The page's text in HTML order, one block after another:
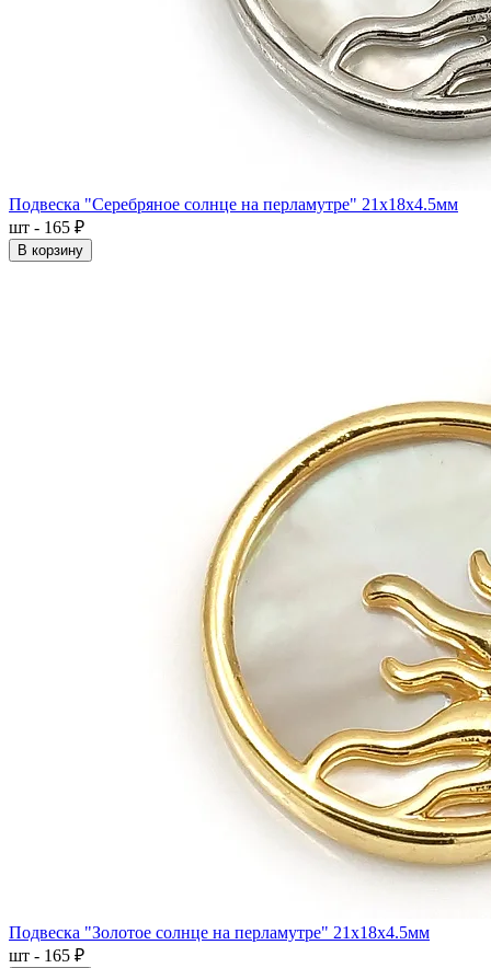
Подвеска "Серебряное солнце на перламутре" 21x18x4.5мм
шт - 165 ₽
В корзину
Подвеска "Золотое солнце на перламутре" 21x18x4.5мм
шт - 165 ₽